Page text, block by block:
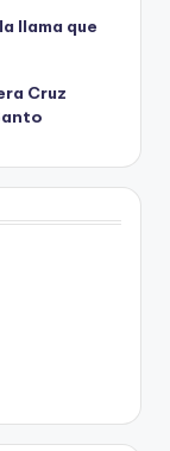
llama que
Cruz